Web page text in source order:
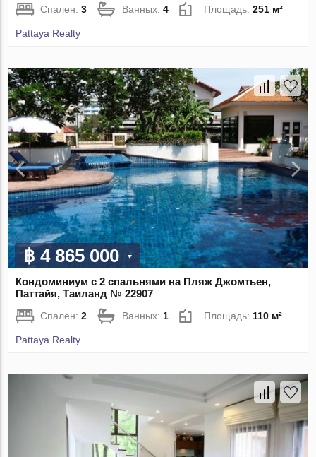
Спален:3 Ванных:4 Площадь:251 м²
Pattaya Realty
฿ 4 865 000
Кондоминиум с 2 спальнями на Пляж Джомтьен,
Паттайя, Таиланд № 22907
Спален:2 Ванных: 1 Площадь: 110 м²
Pattaya Realty